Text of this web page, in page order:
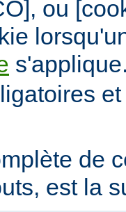
ou
de
est la